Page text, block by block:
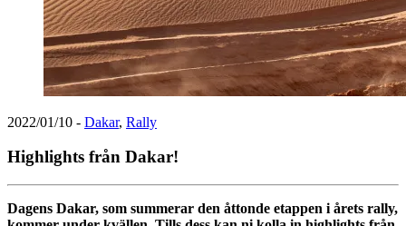
2022/01/10 - Dakar, Rally
Highlights från Dakar!
Dagens Dakar, som summerar den åttonde etappen i årets rally,